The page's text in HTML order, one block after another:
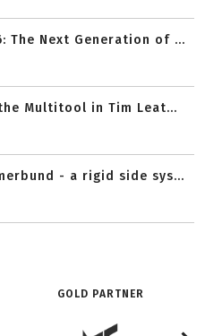
The Next Generation of ...
Multitool in Tim Leat...
- a rigid side sys...
GOLD PARTNER